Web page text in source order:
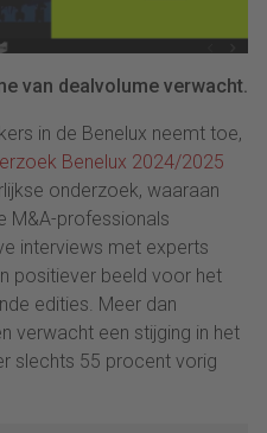
van dealvolume verwacht.
in de Benelux neemt toe,
Benelux 2024/2025
onderzoek, waaraan
M&A-professionals
interviews met experts
positiever beeld voor het
edities. Meer dan
verwacht een stijging in het
slechts 55 procent vorig